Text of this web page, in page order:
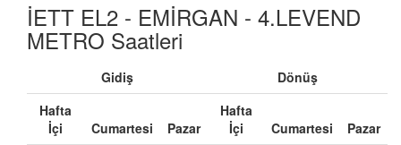
İETT EL2 - EMİRGAN - 4.LEVEND
METRO Saatleri
Gidiş
Dönüş
Hafta
İçi
Cumartesi Pazar
Hafta
İçi
Cumartesi
Pazar